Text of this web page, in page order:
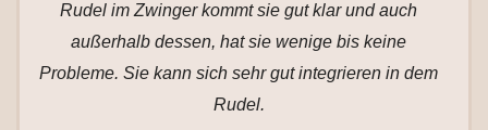
Rudel im Zwinger kommt sie gut klar und auch
außerhalb dessen, hat sie wenige bis keine
Probleme. Sie kann sich sehr gut integrieren in dem
Rudel.